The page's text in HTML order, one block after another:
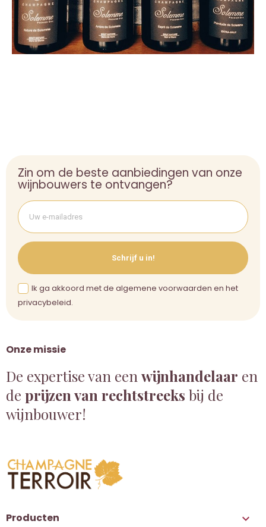
Onze missie
De expertise van een wijnhandelaar en
de prijzen van rechtstreeks bij de
wijnbouwer!
Zin om de beste aanbiedingen van onze
wijnbouwers te ontvangen?
Schrijf u in!
Ik ga akkoord met de algemene voorwaarden en het
privacybeleid.
Producten 